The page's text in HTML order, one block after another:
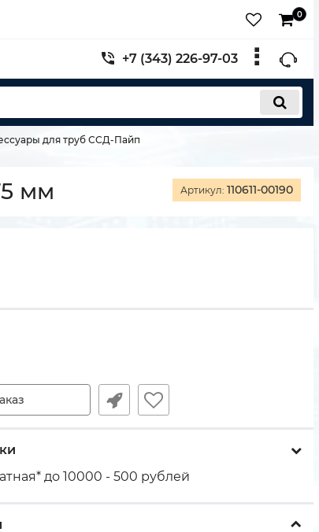
0
+7 (343) 226-97-03
для труб ССД-Пайп
мм Артикул: 110611-00190
до 10000 - 500 рублей